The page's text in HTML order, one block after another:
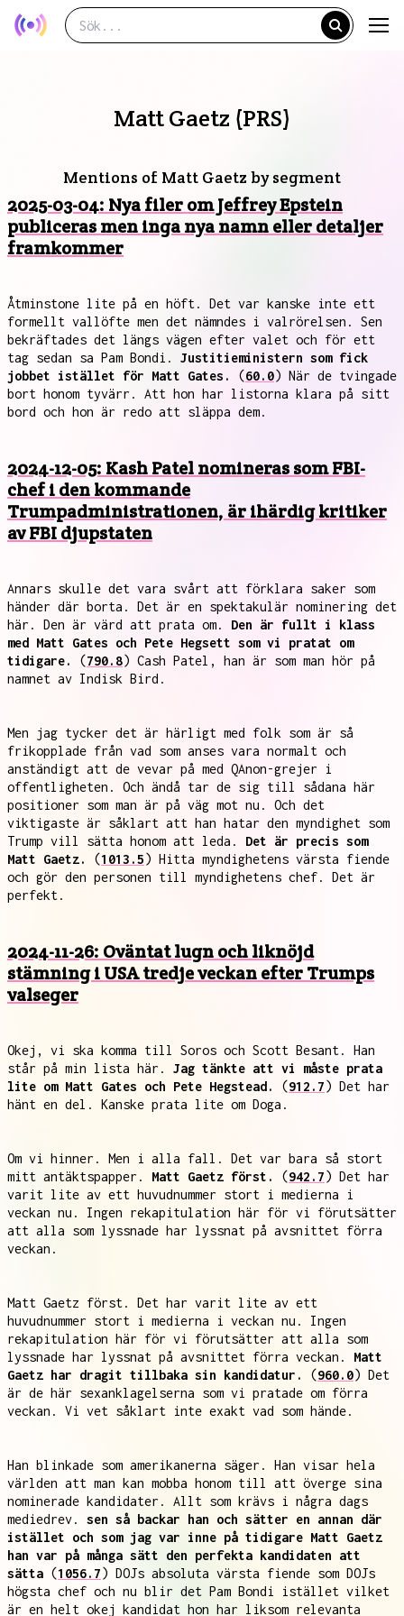
Matt Gaetz (PRS)
Mentions of Matt Gaetz by segment
2025-03-04: Nya filer om Jeffrey Epstein
publiceras men inga nya namn eller detaljer
framkommer
Åtminstone lite på en höft. Det var kanske inte ett
formellt vallöfte men det nämndes i valrörelsen. Sen
bekräftades det längs vägen efter valet och för ett
tag sedan sa Pam Bondi. Justitieministern som fick
jobbet istället för Matt Gates.
(60.0) När de tvingade
bort honom tyvärr. Att hon har listorna klara på sitt
bord och hon är redo att släppa dem.
2024-12-05: Kash Patel nomineras som FBI-
chef i den kommande
Trumpadministrationen, är ihärdig kritiker
av FBI djupstaten
Annars skulle det vara svårt att förklara saker som
händer där borta. Det är en spektakulär nominering det
här. Den är värd att prata om. Den är fullt i klass
med Matt Gates och Pete Hegsett som vi pratat om
tidigare.
(790.8) Cash Patel, han är som man hör på
namnet av Indisk Bird.
Men jag tycker det är härligt med folk som är så
frikopplade från vad som anses vara normalt och
anständigt att de vevar på med QAnon-grejer i
offentligheten. Och ändå tar de sig till sådana här
positioner som man är på väg mot nu. Och det
viktigaste är såklart att han hatar den myndighet som
Trump vill sätta honom att leda. Det är precis som
Matt Gaetz.
(1013.5) Hitta myndighetens värsta fiende
och gör den personen till myndighetens chef. Det är
perfekt.
2024-11-26: Oväntat lugn och liknöjd
stämning i USA tredje veckan efter Trumps
valseger
Okej, vi ska komma till Soros och Scott Besant. Han
står på min lista här. Jag tänkte att vi måste prata
lite om Matt Gates och Pete Hegstead.
(912.7) Det har
hänt en del. Kanske prata lite om Doga.
Om vi hinner. Men i alla fall. Det var bara så stort
mitt antäktspapper. Matt Gaetz först. (942.7) Det har
varit lite av ett huvudnummer stort i medierna i
veckan nu. Ingen rekapitulation här för vi förutsätter
att alla som lyssnade har lyssnat på avsnittet förra
veckan.
Matt Gaetz först. Det har varit lite av ett
huvudnummer stort i medierna i veckan nu. Ingen
rekapitulation här för vi förutsätter att alla som
lyssnade har lyssnat på avsnittet förra veckan. Matt
Gaetz har dragit tillbaka sin kandidatur.
(960.0) Det
är de här sexanklagelserna som vi pratade om förra
veckan. Vi vet såklart inte exakt vad som hände.
Han blinkade som amerikanerna säger. Han visar hela
världen att man kan mobba honom till att överge sina
nominerade kandidater. Allt som krävs i några dags
mediedrev. sen så backar han och sätter en annan där
istället och som jag var inne på tidigare Matt Gaetz
han var på många sätt den perfekta kandidaten att
sätta (1056.7) DOJs absoluta värsta fiende som DOJs
högsta chef och nu blir det Pam Bondi istället vilket
är en helt okej kandidat hon har liksom relevanta